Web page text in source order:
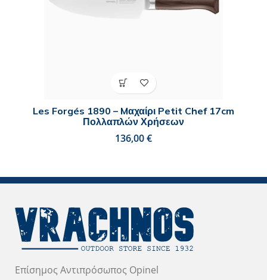
Les Forgés 1890 – Mαχαίρι Petit Chef 17cm
Πολλαπλών Χρήσεων
€
Επίσημος Αντιπρόσωπος Opinel